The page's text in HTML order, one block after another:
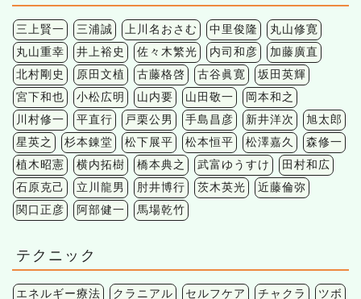
三上賢一 三浦誠 上川名おさむ 中里俊隆
丸山修寛
丸山重幸
井上裕史 佐々木繁光 内司和彦
加藤廣直
北村剛史
原田文植 古藤格啓 古谷眞寛
坂田英輝
宮下和也
小松広明 山内要 山田敬一
岡本和之
川村修一
平直行 戸栗公男 手島昌彦 新井洋次
旭太郎
星英之
杉本錬堂 松下展平 松本恒平 松澤嘉久
森修一
植木昭憲
横内拓樹 橋本典之 武富ゆうすけ
田村和広
石原克己
立川龍男 肘井博行 茨木英光
近藤倫弥
関口正彦
阿部健一 馬場乾竹
テクニック
エネルギー療法 クラニアル セルフケア チャクラ ツボ